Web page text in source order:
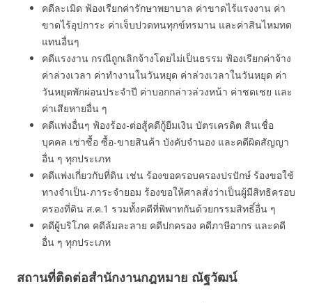
คดีละเมิด ฟ้องเรียกค่ารักษาพยาบาล ค่าขาดไร้แรงงาน ค่า
ขาดไร้อุปการะ ค่าเจ็บปวดทนทุกข์ทรมาน และค่าสินไหมทด
แทนอื่นๆ
คดีแรงงาน กรณีถูกเลิกจ้างโดยไม่เป็นธรรม ฟ้องเรียกค่าจ้าง
ค่าล่วงเวลา ค่าทํางานในวันหยุด ค่าล่วงเวลาในวันหยุด ค่า
วันหยุดพักผ่อนประจำปี ค่าบอกกล่าวล่วงหน้า ค่าชดเชย และ
ค่าเสียหายอื่น ๆ
คดีแพ่งอื่นๆ ฟ้องร้อง-ต่อสู้คดีกู้ยืมเงิน บัตรเครดิต สินเชื่อ
บุคคล เช่าซื้อ ซื้อ-ขายสินค้า บังคับจำนอง และคดีผิดสัญญา
อื่น ๆ ทุกประเภท
คดีแพ่งเกี่ยวกับที่ดิน เช่น ร้องขอครอบครองปรปักษ์ ร้องขอใช้
ทางจำเป็น-ภาระจำยอม ร้องขอให้ศาลสั่งว่าเป็นผู้มีสิทธิครอบ
ครองที่ดิน ส.ค.1 รวมทั้งคดีที่พิพาทกันด้วยกรรมสิทธิ์อื่น ๆ
คดีผู้บริโภค คดีล้มละลาย คดีปกครอง คดีภาษีอากร และคดี
อื่น ๆ ทุกประเภท
สถานที่ติดต่อสำนักงานกฎหมาย ณัฐวัฒน์